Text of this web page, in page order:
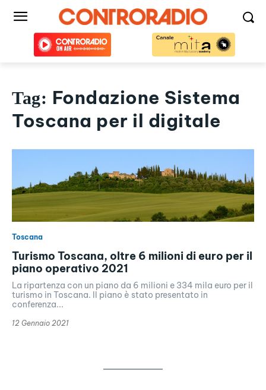
Tag: Fondazione Sistema
Toscana per il digitale
Toscana
Turismo Toscana, oltre 6 milioni di euro per il
piano operativo 2021
La ripartenza con un piano da 6 milioni e 334 mila euro per il
turismo in Toscana. Il piano è stato presentato in
conferenza...
12 Gennaio 2021